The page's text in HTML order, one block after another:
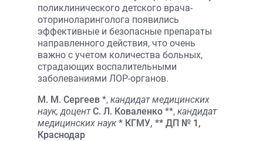
поликлинического детского врача-
оториноларинголога появились
эффективные и безопасные препараты
направленного действия, что очень
важно с учетом количества больных,
страдающих воспалительными
заболеваниями ЛОР-органов.
М. М. Сергеев *, кандидат медицинских
наук, доцент С. Л. Коваленко **, кандидат
медицинских наук * КГМУ, ** ДП № 1,
Краснодар